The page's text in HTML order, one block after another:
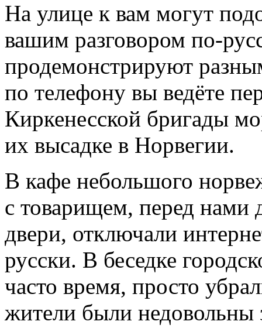
На улице к вам могут
вашим разговором по-
продемонстрируют
по телефону вы ведёте
Киркенесской бригады
их высадке в Норвегии.
В кафе небольшого
с товарищем, перед нами
двери, отключали
русски. В беседке
часто время, просто
жители были недовольны